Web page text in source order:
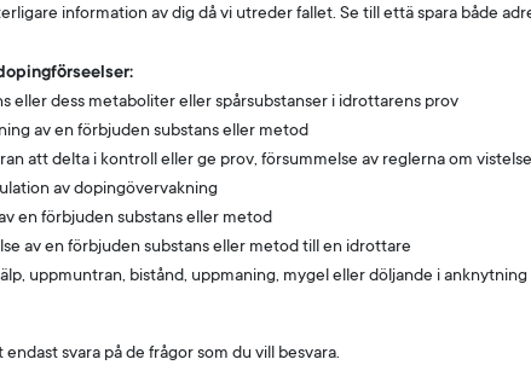
information av dig då vi utreder fallet. Se till että spara både
eller dess metaboliter eller spårsubstanser i idrottarens prov
av en förbjuden substans eller metod
att delta i kontroll eller ge prov, försummelse av reglerna om
av dopingövervakning
en förbjuden substans eller metod
av en förbjuden substans eller metod till en idrottare
uppmuntran, bistånd, uppmaning, mygel eller döljande i
svara på de frågor som du vill besvara.